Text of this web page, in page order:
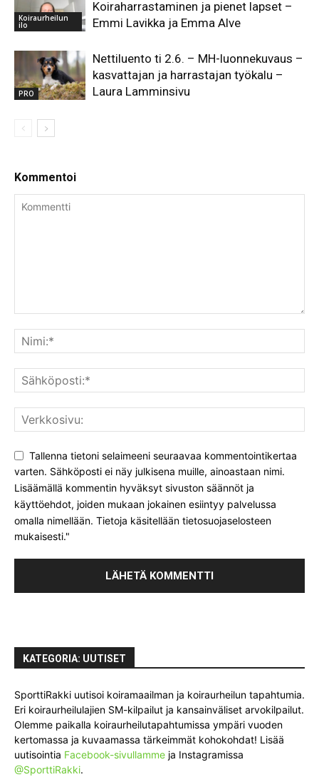
Koiraurheilun
ilo
Koiraharrastaminen ja pienet lapset –
Emmi Lavikka ja Emma Alve
PRO
Nettiluento ti 2.6. – MH-luonnekuvaus –
kasvattajan ja harrastajan työkalu –
Laura Lamminsivu
Kommentoi
Tallenna tietoni selaimeeni seuraavaa kommentointikertaa
varten. Sähköposti ei näy julkisena muille, ainoastaan nimi.
Lisäämällä kommentin hyväksyt sivuston säännöt ja
käyttöehdot, joiden mukaan jokainen esiintyy palvelussa
omalla nimellään. Tietoja käsitellään tietosuojaselosteen
mukaisesti."
KATEGORIA: UUTISET
SporttiRakki uutisoi koiramaailman ja koiraurheilun tapahtumia.
Eri koiraurheilulajien SM-kilpailut ja kansainväliset arvokilpailut.
Olemme paikalla koiraurheilutapahtumissa ympäri vuoden
kertomassa ja kuvaamassa tärkeimmät kohokohdat! Lisää
uutisointia Facebook-sivullamme ja Instagramissa
@SporttiRakki.